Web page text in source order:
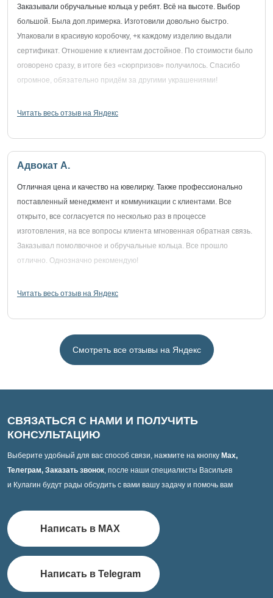
Заказывали обручальные кольца у ребят. Всё на высоте. Выбор
большой. Была доп.примерка. Изготовили довольно быстро.
Упаковали в красивую коробочку, +к каждому изделию выдали
сертификат. Отношение к клиентам достойное. По стоимости было
оговорено сразу, в итоге без «сюрпризов» получилось. Спасибо
огромное, обязательно придём за другими украшениями!
Читать весь отзыв на Яндекс
Адвокат А.
Отличная цена и качество на ювелирку. Также профессионально
поставленный менеджмент и коммуникации с клиентами. Все
открыто, все согласуется по несколько раз в процессе
изготовления, на все вопросы клиента мгновенная обратная связь.
Заказывал помолвочное и обручальные кольца. Все прошло
отлично. Однозначно рекомендую!
Читать весь отзыв на Яндекс
Смотреть все отзывы на Яндекс
СВЯЗАТЬСЯ С НАМИ И ПОЛУЧИТЬ
КОНСУЛЬТАЦИЮ
Выберите удобный для вас способ связи, нажмите на кнопку Max,
Телеграм, Заказать звонок, после наши специалисты Васильев
и Кулагин будут рады обсудить с вами вашу задачу и помочь вам
Написать в MAX
Написать в Telegram